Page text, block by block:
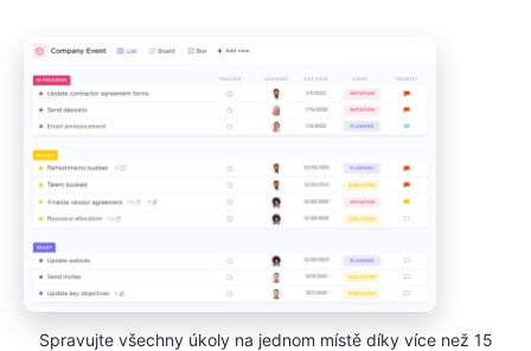
Spravujte všechny úkoly na jednom místě díky více než 15